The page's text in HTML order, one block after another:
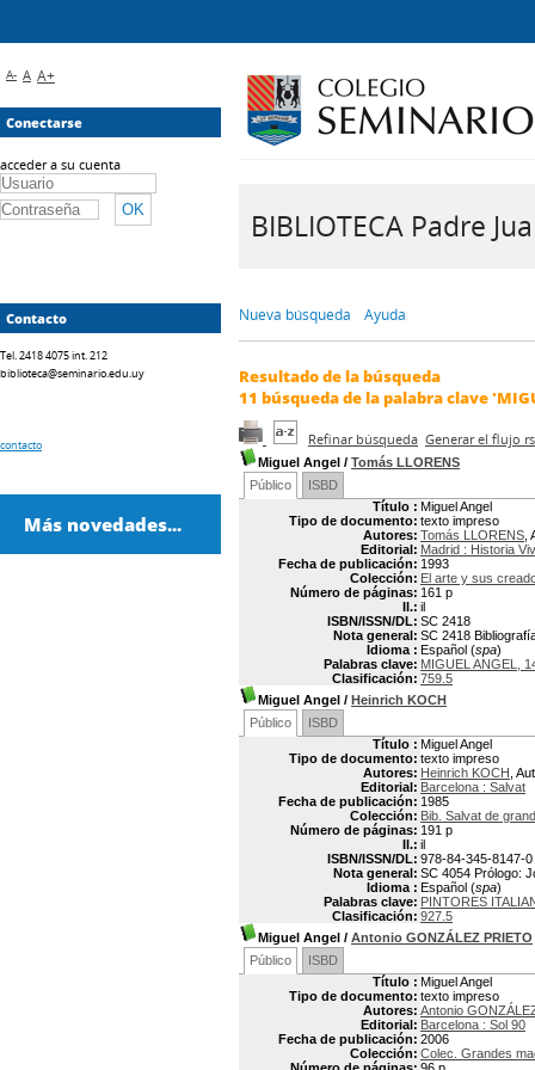
BIBLIOTECA Padre
Nueva búsqueda Ayuda
Resultado de la búsqueda
11 búsqueda de la palabra clave
Refinar búsqueda Generar el flujo
Miguel Angel / Tomás LLORENS
Público
ISBD
Título : Miguel Angel
Tipo de documento: texto impreso
Autores: Tomás LLORENS ,
Editorial: Madrid : Historia
Fecha de publicación: 1993
Colección: El arte y sus
Número de páginas: 161 p
Il.: il
ISBN/ISSN/DL: SC 2418
Nota general: SC 2418
Idioma : Español (spa)
Palabras clave: MIGUEL ANGEL,
Clasificación: 759.5
Miguel Angel / Heinrich KOCH
Público
ISBD
Título : Miguel Angel
Tipo de documento: texto impreso
Autores: Heinrich KOCH ,
Editorial: Barcelona : Salvat
Fecha de publicación: 1985
Colección: Bib. Salvat de
Número de páginas: 191 p
Il.: il
ISBN/ISSN/DL: 978-84-345-8147-0
Nota general: SC 4054 Prólogo:
Idioma : Español (spa)
Palabras clave: PINTORES
Clasificación: 927.5
Miguel Angel / Antonio GONZÁLEZ PRIETO
Público
ISBD
Título : Miguel Angel
Tipo de documento: texto impreso
Autores: Antonio
Editorial: Barcelona : Sol 90
Fecha de publicación: 2006
Colección: Colec. Grandes
A- A A+
Conectarse
acceder a su cuenta
Contacto
Tel. 2418 4075 int. 212
biblioteca@seminario.edu.uy
contacto
Más novedades...